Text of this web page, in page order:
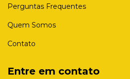
Perguntas Frequentes
Quem Somos
Contato
Entre em contato